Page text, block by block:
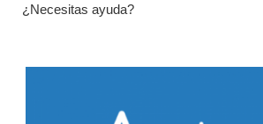
¿Necesitas ayuda?